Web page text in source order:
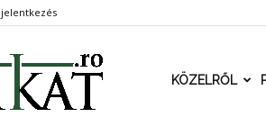
RomKat.roKÖZELRŐL